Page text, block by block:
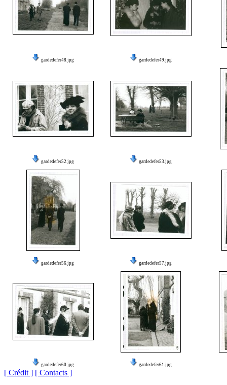
gardedefer48.jpg gardedefer49.jpg
gardedefer52.jpg gardedefer53.jpg
gardedefer56.jpg gardedefer57.jpg
gardedefer60.jpg gardedefer61.jpg
[ Crédit ] [ Contacts ]